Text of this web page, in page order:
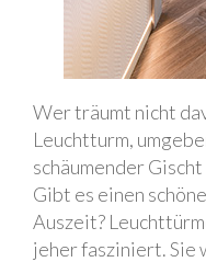
Wer träumt nicht
Leuchtturm,
schäumender
Gibt es einen
Auszeit?
jeher fasziniert. Sie